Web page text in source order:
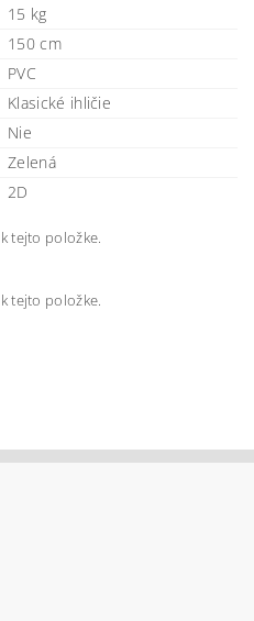
15 kg
150 cm
PVC
Klasické ihličie
Nie
Zelená
2D
tejto položke.
tejto položke.